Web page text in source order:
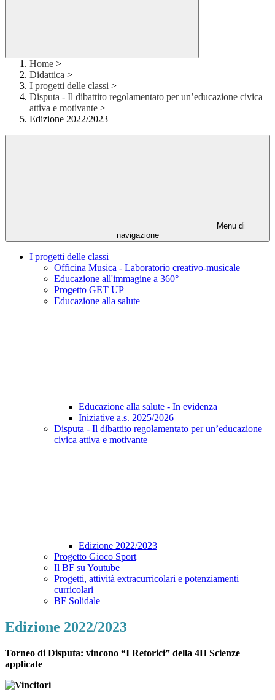
Home >
Didattica >
I progetti delle classi >
Disputa - Il dibattito regolamentato per un’educazione civica
attiva e motivante >
Edizione 2022/2023
Menu di
navigazione
I progetti delle classi
Officina Musica - Laboratorio creativo-musicale
Educazione all'immagine a 360°
Progetto GET UP
Educazione alla salute
Educazione alla salute - In evidenza
Iniziative a.s. 2025/2026
Disputa - Il dibattito regolamentato per un’educazione
civica attiva e motivante
Edizione 2022/2023
Progetto Gioco Sport
Il BF su Youtube
Progetti, attività extracurricolari e potenziamenti
curricolari
BF Solidale
Edizione 2022/2023
Torneo di Disputa: vincono “I Retorici” della 4H Scienze
applicate